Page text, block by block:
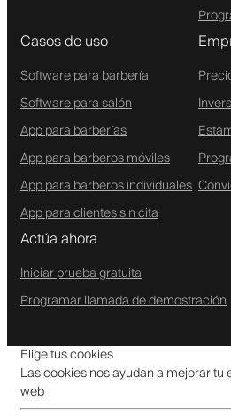
Casos de uso
Software para barbería
Software para salón
App para barberías
App para barberos móviles
App para barberos individuales
App para clientes sin cita
Actúa ahora
Iniciar prueba gratuita
Programar llamada de demostración
Elige tus cookies
Las cookies nos ayudan a mejorar
web